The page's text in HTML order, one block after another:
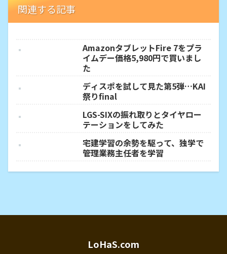
関連する記事
AmazonタブレットFire 7をプラ
イムデー価格5,980円で買いまし
た
ディスポを試して見た第5弾…KAI
祭りfinal
LGS-SIXの振れ取りとタイヤロー
テーションをしてみた
宅建学習の余勢を駆って、独学で
管理業務主任者を学習
LoHaS.com